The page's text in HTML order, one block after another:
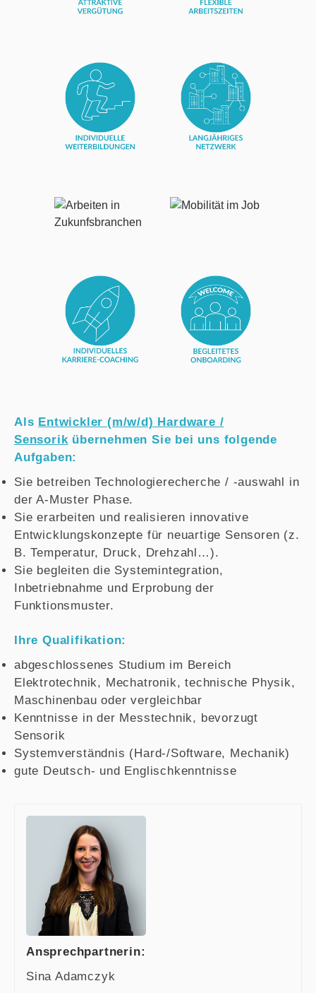
Als Entwickler (m/w/d) Hardware /
Sensorik übernehmen Sie bei uns folgende
Aufgaben:
Sie betreiben Technologierecherche / -auswahl in
der A-Muster Phase.
Sie erarbeiten und realisieren innovative
Entwicklungskonzepte für neuartige Sensoren (z.
B. Temperatur, Druck, Drehzahl…).
Sie begleiten die Systemintegration,
Inbetriebnahme und Erprobung der
Funktionsmuster.
Ihre Qualifikation:
abgeschlossenes Studium im Bereich
Elektrotechnik, Mechatronik, technische Physik,
Maschinenbau oder vergleichbar
Kenntnisse in der Messtechnik, bevorzugt
Sensorik
Systemverständnis (Hard-/Software, Mechanik)
gute Deutsch- und Englischkenntnisse
Ansprechpartnerin:
Sina Adamczyk